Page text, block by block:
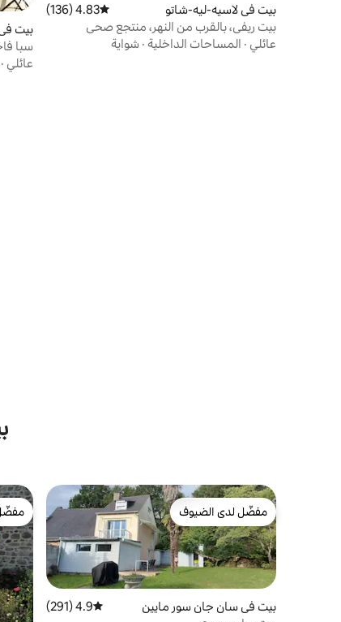
بيت في لاسيه-ليه-شاتو متوسط التقييم 4.83 من 5، 136 مراجعات
4.83 (136)
بيت ريفي، بالقرب من النهر، منتجع صحي
عائلي · المساحات الداخلية · شواية
بيت
سبا
عائلي ·
مفضّل لدى الضيوف
مفضّل لدى الضيوف
بيت في سان جان سور مايين متوسط التقييم 4.9 من 5، 291 مراجعات
4.9 (291)